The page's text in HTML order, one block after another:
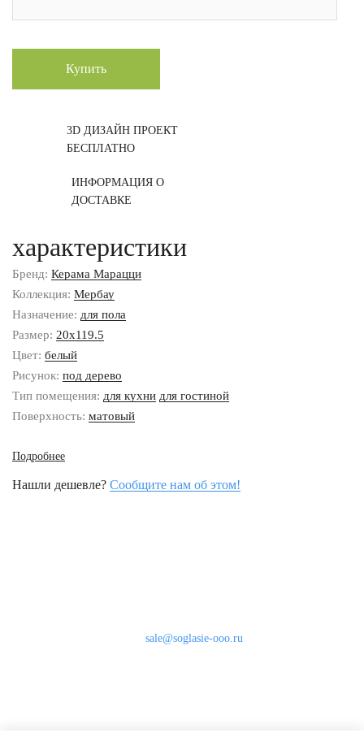
Купить
3D ДИЗАЙН ПРОЕКТ
БЕСПЛАТНО
ИНФОРМАЦИЯ О
ДОСТАВКЕ
характеристики
Бренд: Керама Марацци
Коллекция: Мербау
Назначение: для пола
Размер: 20x119.5
Цвет: белый
Рисунок: под дерево
Тип помещения: для кухни для гостиной
Поверхность: матовый
Подробнее
Нашли дешевле? Сообщите нам об этом!
sale@soglasie-ooo.ru